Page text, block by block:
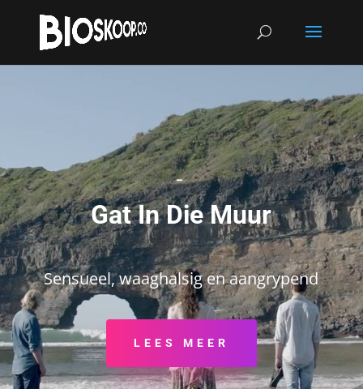
–
Gat In Die Muur
Sensueel, waaghalsig en aangrypend
LEES MEER